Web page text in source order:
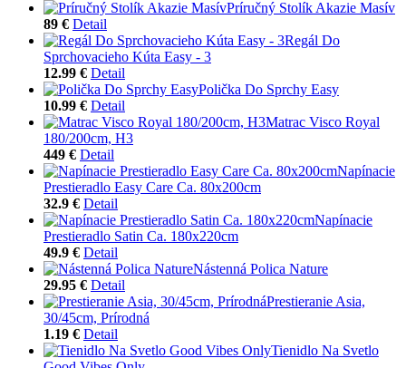
Príručný Stolík Akazie Masív
89 € Detail
Regál Do
Sprchovacieho Kúta Easy - 3
12.99 € Detail
Polička Do Sprchy Easy
10.99 € Detail
Matrac Visco Royal
180/200cm, H3
449 € Detail
Napínacie
Prestieradlo Easy Care Ca. 80x200cm
32.9 € Detail
Napínacie
Prestieradlo Satin Ca. 180x220cm
49.9 € Detail
Nástenná Polica Nature
29.95 € Detail
Prestieranie Asia,
30/45cm, Prírodná
1.19 € Detail
Tienidlo Na Svetlo